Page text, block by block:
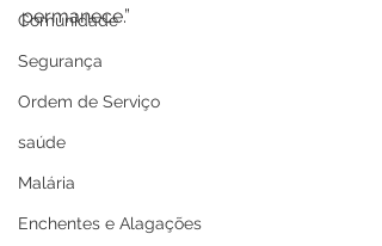
Comunidade
Segurança
Ordem de Serviço
saúde
Malária
Enchentes e Alagações
permanece.”